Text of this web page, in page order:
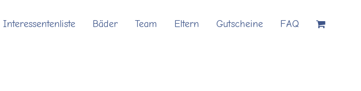
Interessentenliste Bäder Team Eltern Gutscheine FAQ